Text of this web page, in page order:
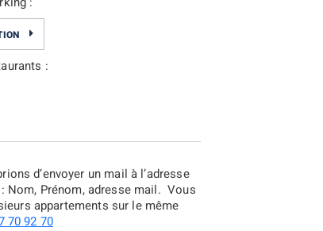
:
d’envoyer un mail à l’adresse
Prénom, adresse mail. Vous
appartements sur le même
70 92 70